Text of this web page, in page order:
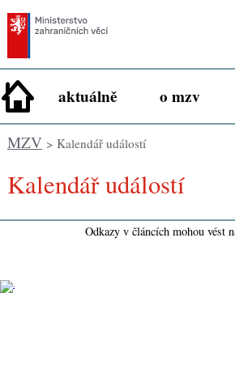
aktuálně o mzv
MZV> Kalendář událostí
Kalendář událostí
Odkazy v článcích mohou vést